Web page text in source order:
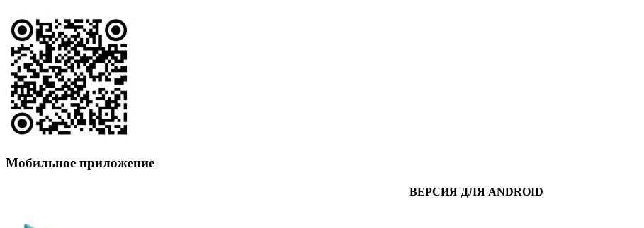
Мобильное приложение
ВЕРСИЯ ДЛЯ ANDROID